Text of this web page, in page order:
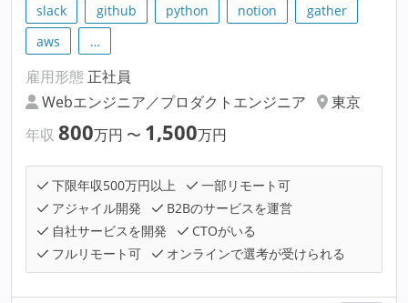
slack github python notion
gather
aws
…
雇用形態 正社員
Webエンジニア／プロダクトエンジニア
東京
年収 800万円 〜 1,500万円
下限年収500万円以上
一部リモート可
アジャイル開発
B2Bのサービスを運営
自社サービスを開発
CTOがいる
フルリモート可
オンラインで選考が受けられる